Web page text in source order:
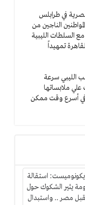
في طرابلس
الناجين من
السلطات الليبية
تمهيداً
الليبي سرعة
ملابساتها
في أسرع وقت ممكن